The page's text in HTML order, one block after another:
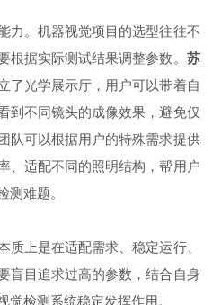
力。机器视觉项目的选型往往不
根据实际测试结果调整参数。 苏
了光学展示厅，用户可以带着自
到不同镜头的成像效果，避免仅
队可以根据用户的特殊需求提供
、适配不同的照明结构，帮用户
测难题。
质上是在适配需求、稳定运行、
盲目追求过高的参数，结合自身
觉检测系统稳定发挥作用。